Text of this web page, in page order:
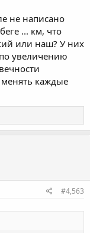
не написано
... км, что
или наш? У них
увеличению
менять каждые
#4,563